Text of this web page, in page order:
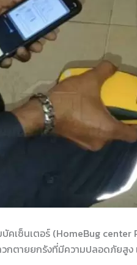
เซ็นเตอร์ (HomeBug
ลวกตายยกรังที่มีความปลอดภั